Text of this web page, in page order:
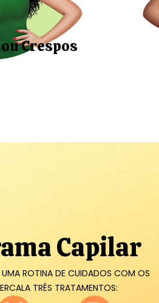
Crespos
Capilar
ROTINA DE CUIDADOS COM OS
TRÊS TRATAMENTOS: